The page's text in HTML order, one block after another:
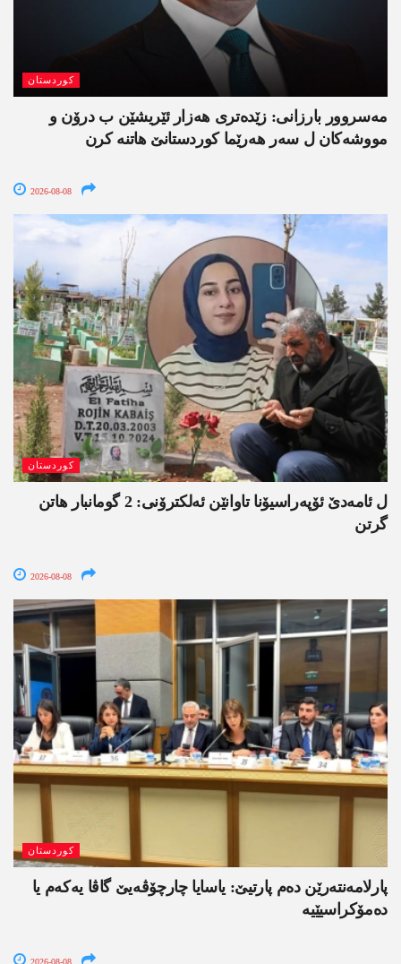
کوردستان
مەسروور بارزانی: زێدەتری ھەزار ئێریشێن ب درۆن و
مووشەکان ل سەر ھەرێما کوردستانێ ھاتنە کرن
2026-08-08
کوردستان
ل ئامەدێ ئۆپەراسیۆنا تاوانێن ئەلکترۆنی: 2 گومانبار ھاتن
گرتن
2026-08-08
کوردستان
پارلامەنتەرێن دەم پارتیێ: یاسایا چارچۆڤەیێ گاڤا یەکەم یا
دەمۆکراسیێیە
2026-08-08